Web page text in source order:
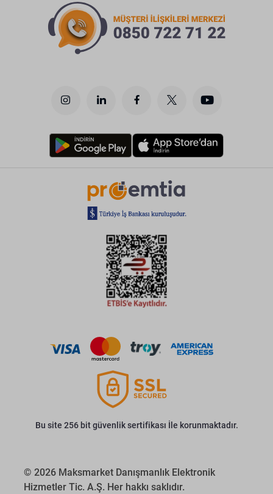
Bu site 256 bit güvenlik sertifikası İle korunmaktadır.
© 2026 Maksmarket Danışmanlık Elektronik
Hizmetler Tic. A.Ş. Her hakkı saklıdır.